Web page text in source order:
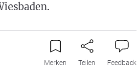
Merken Teilen Feedback